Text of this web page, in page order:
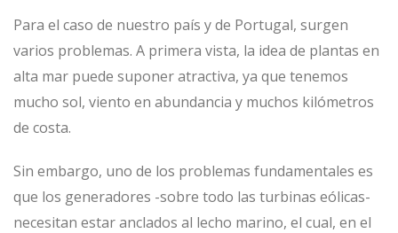
Para el caso de nuestro país y de Portugal, surgen
varios problemas. A primera vista, la idea de plantas en
alta mar puede suponer atractiva, ya que tenemos
mucho sol, viento en abundancia y muchos kilómetros
de costa.
Sin embargo, uno de los problemas fundamentales es
que los generadores -sobre todo las turbinas eólicas-
necesitan estar anclados al lecho marino, el cual, en el